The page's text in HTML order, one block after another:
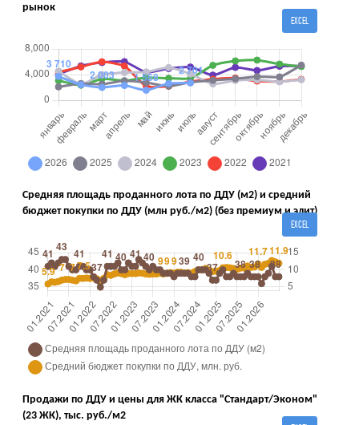
рынок
EXCEL
Средняя площадь проданного лота по ДДУ (м2) и средний
бюджет покупки по ДДУ (млн руб./м2) (без премиум и элит)
EXCEL
Продажи по ДДУ и цены для ЖК класса "Стандарт/Эконом"
(23 ЖК), тыс. руб./м2